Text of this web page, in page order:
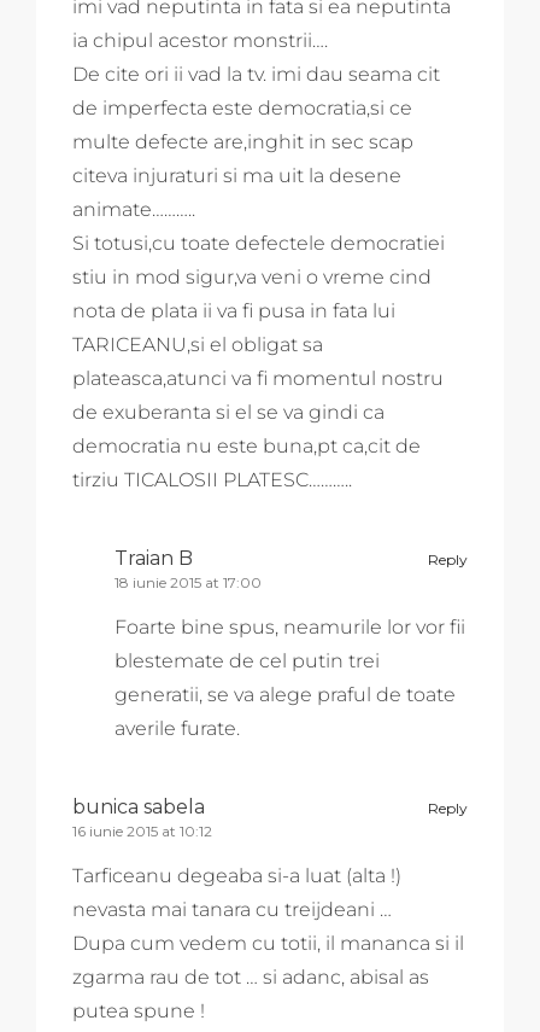
imi vad neputinta in fata si ea neputinta
ia chipul acestor monstrii….
De cite ori ii vad la tv. imi dau seama cit
de imperfecta este democratia,si ce
multe defecte are,inghit in sec scap
citeva injuraturi si ma uit la desene
animate………..
Si totusi,cu toate defectele democratiei
stiu in mod sigur,va veni o vreme cind
nota de plata ii va fi pusa in fata lui
TARICEANU,si el obligat sa
plateasca,atunci va fi momentul nostru
de exuberanta si el se va gindi ca
democratia nu este buna,pt ca,cit de
tirziu TICALOSII PLATESC………..
Reply
Traian B
18 iunie 2015 at 17:00
Foarte bine spus, neamurile lor vor fii
blestemate de cel putin trei
generatii, se va alege praful de toate
averile furate.
Reply
bunica sabela
16 iunie 2015 at 10:12
Tarficeanu degeaba si-a luat (alta !)
nevasta mai tanara cu treijdeani …
Dupa cum vedem cu totii, il mananca si il
zgarma rau de tot … si adanc, abisal as
putea spune !